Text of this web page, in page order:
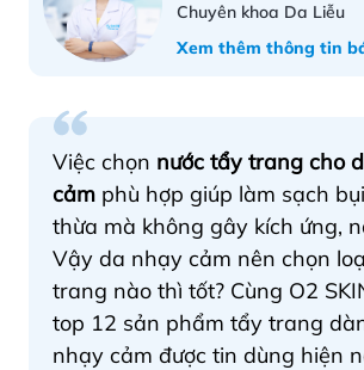
Chuyên khoa Da Liễu
Xem thêm thông tin
Việc chọn nước tẩy trang cho
cảm phù hợp giúp làm sạch
thừa mà không gây kích ứng,
Vậy da nhạy cảm nên chọn
trang nào thì tốt? Cùng O2
top 12 sản phẩm tẩy trang
nhạy cảm được tin dùng hiện